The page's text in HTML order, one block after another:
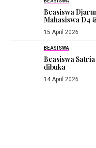
Beasiswa
Mahasiswa D4
15 April 2026
BEASISWA
Beasiswa
dibuka
14 April 2026